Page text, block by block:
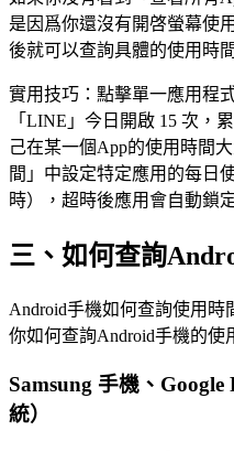
是因爲你還沒有開啓螢幕使
後就可以查詢具體的使用時
實用技巧：點擊單一應用程
「LINE」今日開啟 15 次，
己在某一個App的使用時間
間」中設定特定應用的每日
時），超時後應用會自動鎖
三、如何查詢
Android手機如何查詢使用
你如何查詢Android手機的使
Samsung 手機、
統）